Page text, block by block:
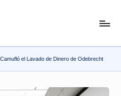
el Lavado de Dinero de Odebrecht